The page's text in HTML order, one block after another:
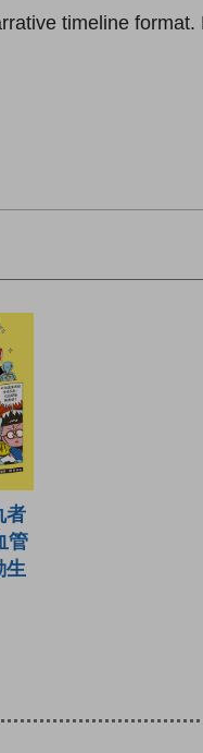
timeline
者
管
生